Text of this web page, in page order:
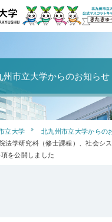
州市立大学からのお知らせ
立大学 北九州市立大学からの
法学研究科（修士課程）、社会シ
を公開しました